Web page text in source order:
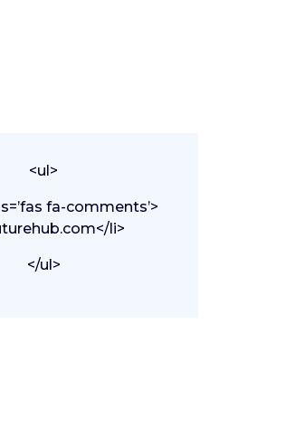
<ul>
fa-comments’>
li>
</ul>